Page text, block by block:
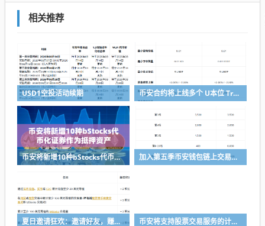
相关推荐
USD1空投活动续期 币安合约将上线多个 U本位 TradFi 永续合约
币安将新增10种bStocks代币化证券作为抵押资产 加入第五季币安钱包链上交易体验赛，瓜分50,000 美元等值奖励
夏日邀请狂欢：邀请好友，赚取最高 8,000 USDC 币安将支持股票交易服务的计划升级